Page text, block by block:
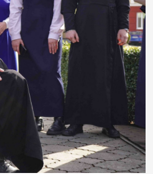
ДУХОВНО СИЛЬНІ!
— спільнота, де
формується
покликання
Читати більше